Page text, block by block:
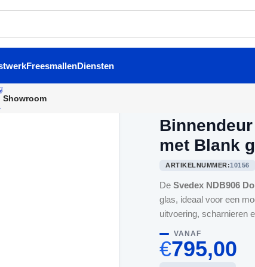
FreesmallenDiensten
Showroom
met Blank
ARTIKELNUMMER:10156
DeSvedex NDB906
glas, ideaal voor een
uitvoering, scharnieren
VANAF
€795,00